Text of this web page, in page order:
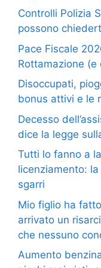
Controlli Polizia
possono
Pace Fiscale
Rottamazione
Disoccupati,
bonus attivi e le
Decesso
dice la legge
Tutti lo fanno a
licenziamento:
sgarri
Mio figlio ha
arrivato un
che nessuno
Aumento